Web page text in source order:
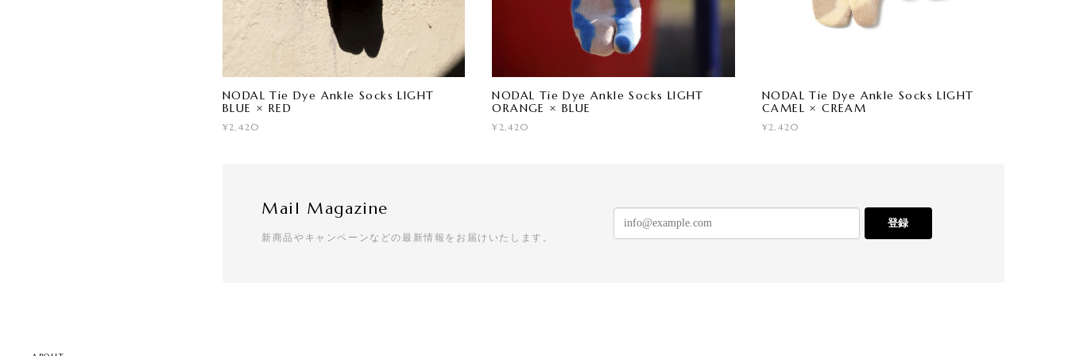
NODAL Tie Dye Ankle Socks LIGHT
BLUE × RED
¥2,420
NODAL Tie Dye Ankle Socks LIGHT
ORANGE × BLUE
¥2,420
NODAL Tie Dye Ankle Socks LIGHT
CAMEL × CREAM
¥2,420
Mail Magazine
新商品やキャンペーンなどの最新情報をお届けいたします。
登録